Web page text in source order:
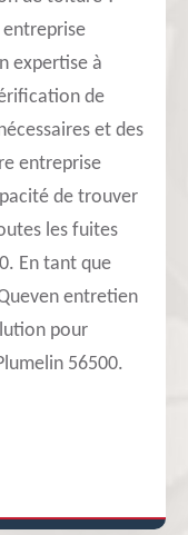
expertise à
de
et des
entreprise
de trouver
les fuites
En tant que
entretien
pour
56500.